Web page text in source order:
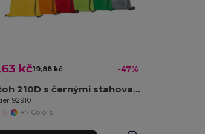
kč19,88 kč -47%
Batoh 210D s černými stahovacími šňůrkami
92910
+7 Colors